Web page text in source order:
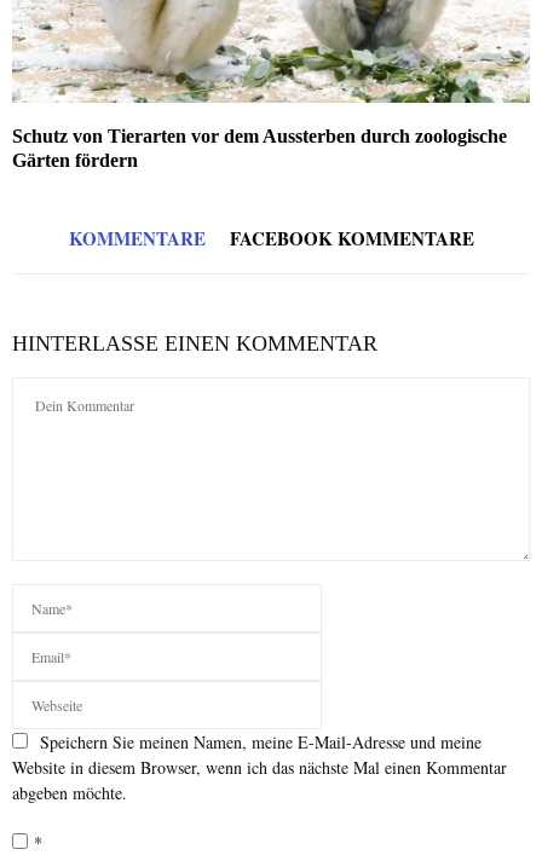
Schutz von Tierarten vor dem Aussterben durch zoologische
Gärten fördern
KOMMENTARE FACEBOOK KOMMENTARE
HINTERLASSE EINEN KOMMENTAR
Speichern Sie meinen Namen, meine E-Mail-Adresse und meine
Website in diesem Browser, wenn ich das nächste Mal einen Kommentar
abgeben möchte.
*